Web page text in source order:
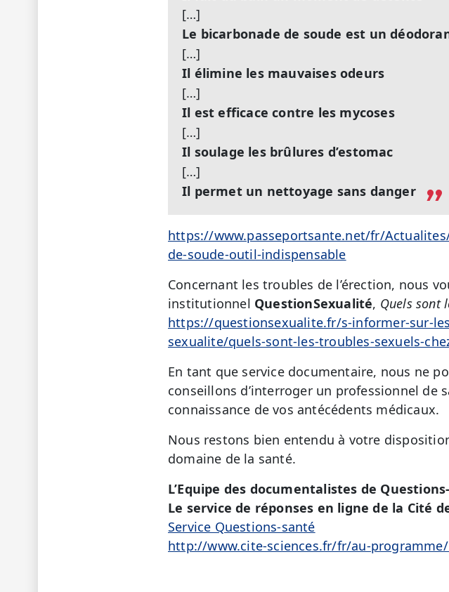
[…]
Le bicarbonade de soude est un
[…]
Il élimine les mauvaises odeurs
[…]
Il est efficace contre les mycoses
[…]
Il soulage les brûlures d’estomac
[…]
Il permet un nettoyage sans danger
https://www.passeportsante.net/fr/
de-soude-outil-indispensable
Concernant les troubles de l’érection, nous
institutionnel QuestionSexualité, Quels sont
https://questionsexualite.fr/s-informer-sur-
sexualite/quels-sont-les-troubles-sexuels-
En tant que service documentaire, nous ne
conseillons d’interroger un professionnel
connaissance de vos antécédents médicaux.
Nous restons bien entendu à votre
domaine de la santé.
L’Equipe des documentalistes de
Le service de réponses en ligne de la Cité
Service Questions-santé
http://www.cite-sciences.fr/fr/au-